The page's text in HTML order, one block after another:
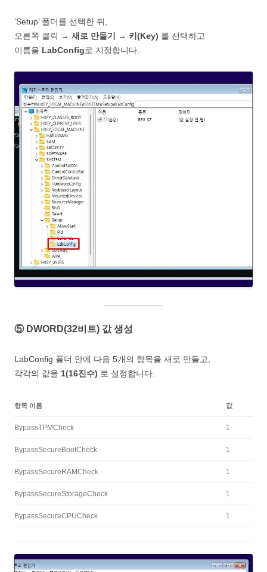
‘Setup’ 폴더를 선택한 뒤,
오른쪽 클릭 → 새로 만들기 → 키(Key) 를 선택하고
이름을 LabConfig로 지정합니다.
⑤ DWORD(32비트) 값 생성
LabConfig 폴더 안에 다음 5개의 항목을 새로 만들고,
각각의 값을 1(16진수) 로 설정합니다.
항목 이름 값
BypassTPMCheck 1
BypassSecureBootCheck 1
BypassSecureRAMCheck 1
BypassSecureStorageCheck 1
BypassSecureCPUCheck 1